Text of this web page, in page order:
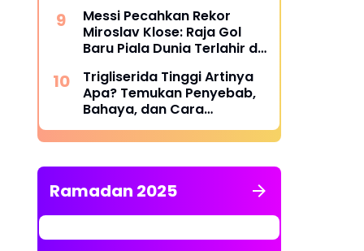
Messi Pecahkan Rekor
Miroslav Klose: Raja Gol
Baru Piala Dunia Terlahir di
Trigliserida Tinggi Artinya
Apa? Temukan Penyebab,
Bahaya, dan Cara
Mengatasinya
Ramadan 2025